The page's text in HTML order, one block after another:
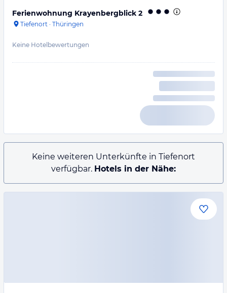
Ferienwohnung Krayenbergblick 2
Tiefenort · Thüringen
Keine Hotelbewertungen
Keine weiteren Unterkünfte in Tiefenort
verfügbar. Hotels in der Nähe: